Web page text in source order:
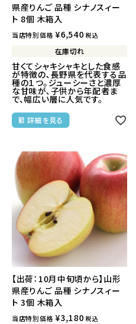
県産りんご 品種 シナノスィー
ト 8個 木箱入
当店特別価格 ¥6,540 税込
在庫切れ
甘くてシャキシャキとした食感
が特徴の、長野県を代表する品
種の１つ。ジューシーさと濃厚
な甘味が、子供から年配者ま
で、幅広い層に人気です。
詳細を見る
【出荷：10月中旬頃から】山形
県産りんご 品種 シナノスィー
ト 3個 木箱入
当店特別価格 ¥3,180 税込